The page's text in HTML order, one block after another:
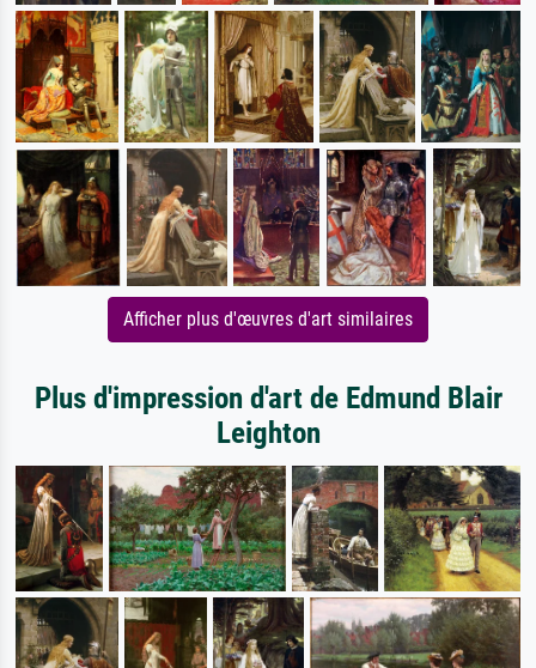
Afficher plus d'œuvres d'art similaires
Plus d'impression d'art de Edmund Blair
Leighton